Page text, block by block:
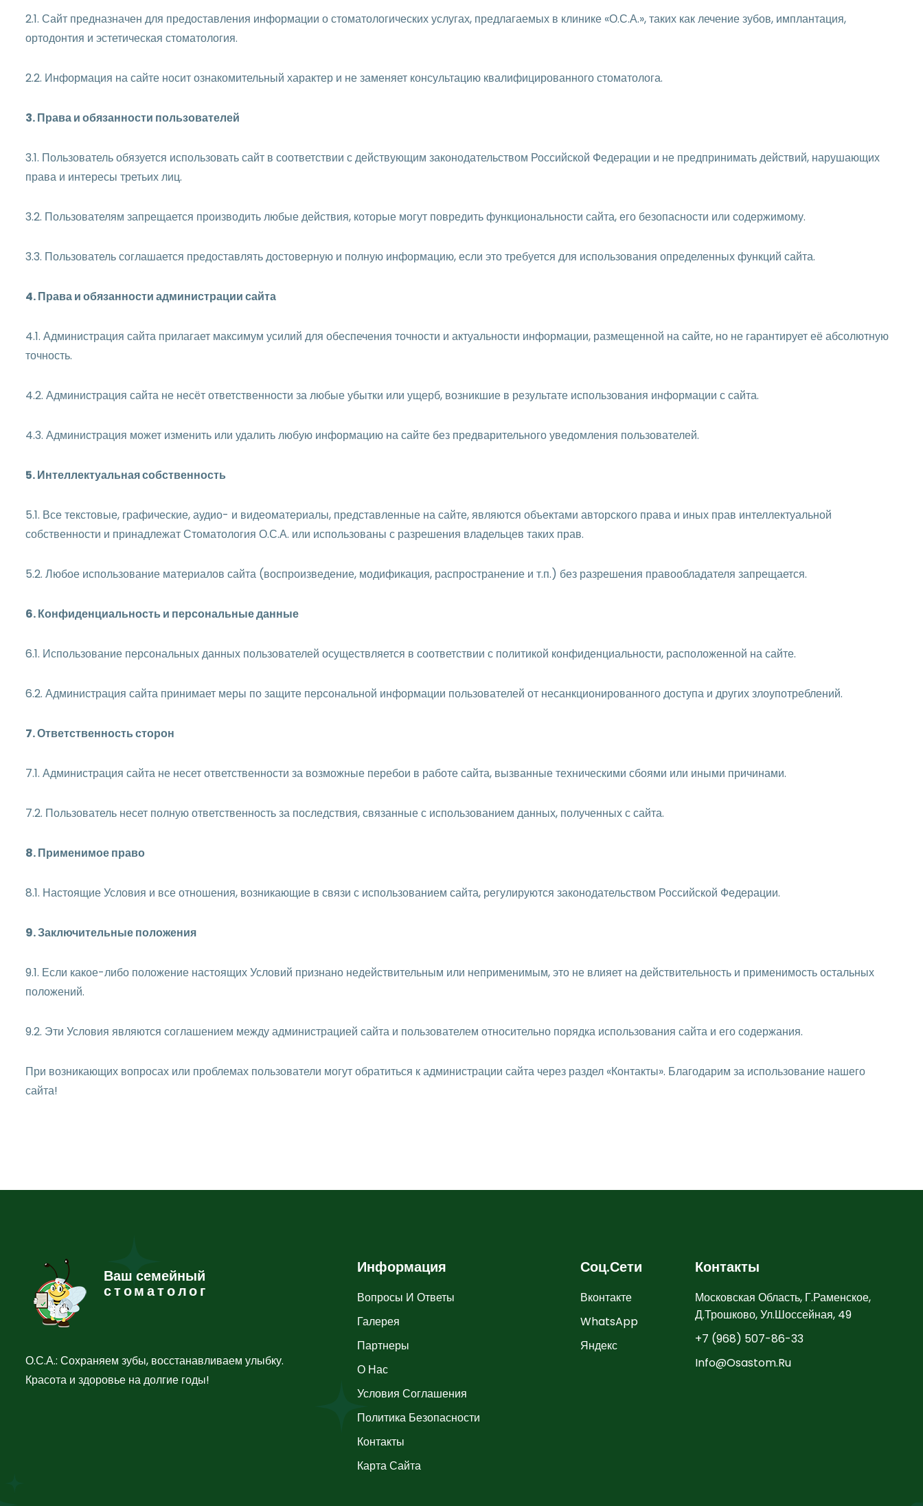
2.1. Сайт предназначен для предоставления информации о стоматологических услугах, предлагаемых в клинике «О.С.А.», таких как лечение зубов, имплантация,
ортодонтия и эстетическая стоматология.
2.2. Информация на сайте носит ознакомительный характер и не заменяет консультацию квалифицированного стоматолога.
3. Права и обязанности пользователей
3.1. Пользователь обязуется использовать сайт в соответствии с действующим законодательством Российской Федерации и не предпринимать действий, нарушающих
права и интересы третьих лиц.
3.2. Пользователям запрещается производить любые действия, которые могут повредить функциональности сайта, его безопасности или содержимому.
3.3. Пользователь соглашается предоставлять достоверную и полную информацию, если это требуется для использования определенных функций сайта.
4. Права и обязанности администрации сайта
4.1. Администрация сайта прилагает максимум усилий для обеспечения точности и актуальности информации, размещенной на сайте, но не гарантирует её абсолютную
точность.
4.2. Администрация сайта не несёт ответственности за любые убытки или ущерб, возникшие в результате использования информации с сайта.
4.3. Администрация может изменить или удалить любую информацию на сайте без предварительного уведомления пользователей.
5. Интеллектуальная собственность
5.1. Все текстовые, графические, аудио- и видеоматериалы, представленные на сайте, являются объектами авторского права и иных прав интеллектуальной
собственности и принадлежат Стоматология О.С.А. или использованы с разрешения владельцев таких прав.
5.2. Любое использование материалов сайта (воспроизведение, модификация, распространение и т.п.) без разрешения правообладателя запрещается.
6. Конфиденциальность и персональные данные
6.1. Использование персональных данных пользователей осуществляется в соответствии с политикой конфиденциальности, расположенной на сайте.
6.2. Администрация сайта принимает меры по защите персональной информации пользователей от несанкционированного доступа и других злоупотреблений.
7. Ответственность сторон
7.1. Администрация сайта не несет ответственности за возможные перебои в работе сайта, вызванные техническими сбоями или иными причинами.
7.2. Пользователь несет полную ответственность за последствия, связанные с использованием данных, полученных с сайта.
8. Применимое право
8.1. Настоящие Условия и все отношения, возникающие в связи с использованием сайта, регулируются законодательством Российской Федерации.
9. Заключительные положения
9.1. Если какое-либо положение настоящих Условий признано недействительным или неприменимым, это не влияет на действительность и применимость остальных
положений.
9.2. Эти Условия являются соглашением между администрацией сайта и пользователем относительно порядка использования сайта и его содержания.
При возникающих вопросах или проблемах пользователи могут обратиться к администрации сайта через раздел «Контакты». Благодарим за использование нашего
сайта!
Ваш семейный
стоматолог
О.С.А.: Сохраняем зубы, восстанавливаем улыбку.
Красота и здоровье на долгие годы!
Информация
Вопросы И Ответы
Галерея
Партнеры
О Нас
Условия Соглашения
Политика Безопасности
Контакты
Карта Сайта
Соц.Сети
Вконтакте
WhatsApp
Яндекс
Контакты
Московская Область, Г.Раменское,
Д.Трошково, Ул.Шоссейная, 49
+7 (968) 507-86-33
Info@osastom.ru